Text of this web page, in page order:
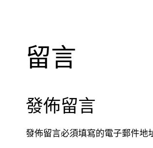
留言
發佈留言
發佈留言必須填寫的電子郵件地